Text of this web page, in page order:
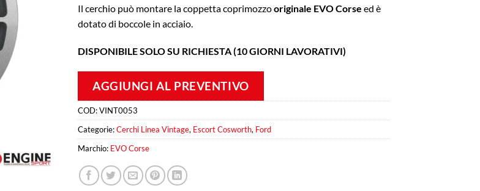
Il cerchio può montare la coppetta coprimozzooriginale EVO Corse ed è
dotato di boccole in acciaio.
DISPONIBILE SOLO SU RICHIESTA (10 GIORNI LAVORATIVI)
AGGIUNGI AL PREVENTIVO
COD:VINT0053
Categorie:Cerchi Linea Vintage, Escort Cosworth, Ford
Marchio: EVO Corse